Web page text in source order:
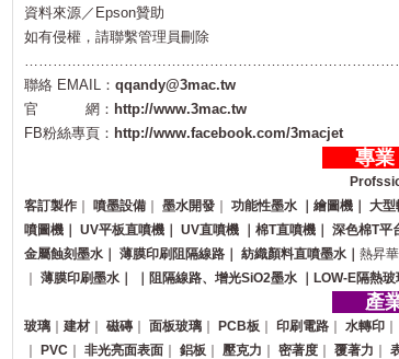
資料來源／Epson贊助
如有侵權，請聯繫管理員刪除
聯絡 EMAIL： qqandy@3mac.tw
官 網： http://www.3mac.tw
FB粉絲專頁： http://www.facebook.com/3macjet
專業
客訂製作
噴墨設備 墨水開發 功能性墨水 ｜繪圖機｜ 大型
噴圖機｜
UV平板直噴機｜ UV直噴機 ｜棉T直噴機｜ 深色棉T平
金屬蝕刻墨水｜
薄膜印刷阻隔線路｜ 紡織顏料直噴墨水｜ 熱昇
薄膜印刷墨水｜ ｜阻隔線路、增光SiO2墨水 ｜LOW-E隔熱
產業
玻璃 建材 磁磚 面板玻璃 PCB板 印刷電路 水轉印
PVC 非光亮面表面 鋁板 壓克力 密著度 覆著力